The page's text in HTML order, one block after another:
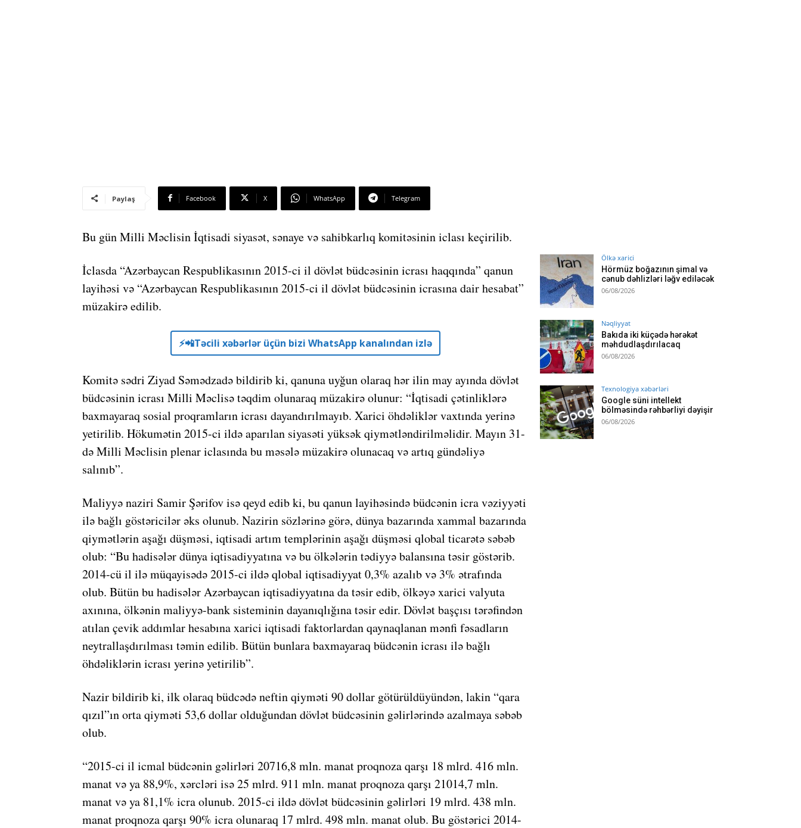
Paylaş Facebook X WhatsApp Telegram
Bu gün Milli Məclisin İqtisadi siyasət, sənaye və sahibkarlıq komitəsinin iclası keçirilib.
İclasda “Azərbaycan Respublikasının 2015-ci il dövlət büdcəsinin icrası haqqında” qanun
layihəsi və “Azərbaycan Respublikasının 2015-ci il dövlət büdcəsinin icrasına dair hesabat”
müzakirə edilib.
⚡️📲Təcili xəbərlər üçün bizi WhatsApp kanalından izlə
Komitə sədri Ziyad Səmədzadə bildirib ki, qanuna uyğun olaraq hər ilin may ayında dövlət
büdcəsinin icrası Milli Məclisə təqdim olunaraq müzakirə olunur: “İqtisadi çətinliklərə
baxmayaraq sosial proqramların icrası dayandırılmayıb. Xarici öhdəliklər vaxtında yerinə
yetirilib. Hökumətin 2015-ci ildə aparılan siyasəti yüksək qiymətləndirilməlidir. Mayın 31-
də Milli Məclisin plenar iclasında bu məsələ müzakirə olunacaq və artıq gündəliyə
salınıb”.
Maliyyə naziri Samir Şərifov isə qeyd edib ki, bu qanun layihəsində büdcənin icra vəziyyəti
ilə bağlı göstəricilər əks olunub. Nazirin sözlərinə görə, dünya bazarında xammal bazarında
qiymətlərin aşağı düşməsi, iqtisadi artım templərinin aşağı düşməsi qlobal ticarətə səbəb
olub: “Bu hadisələr dünya iqtisadiyyatına və bu ölkələrin tədiyyə balansına təsir göstərib.
2014-cü il ilə müqayisədə 2015-ci ildə qlobal iqtisadiyyat 0,3% azalıb və 3% ətrafında
olub. Bütün bu hadisələr Azərbaycan iqtisadiyyatına da təsir edib, ölkəyə xarici valyuta
axınına, ölkənin maliyyə-bank sisteminin dayanıqlığına təsir edir. Dövlət başçısı tərəfindən
atılan çevik addımlar hesabına xarici iqtisadi faktorlardan qaynaqlanan mənfi fəsadların
neytrallaşdırılması təmin edilib. Bütün bunlara baxmayaraq büdcənin icrası ilə bağlı
öhdəliklərin icrası yerinə yetirilib”.
Nazir bildirib ki, ilk olaraq büdcədə neftin qiyməti 90 dollar götürüldüyündən, lakin “qara
qızıl”ın orta qiyməti 53,6 dollar olduğundan dövlət büdcəsinin gəlirlərində azalmaya səbəb
olub.
“2015-ci il icmal büdcənin gəlirləri 20716,8 mln. manat proqnoza qarşı 18 mlrd. 416 mln.
manat və ya 88,9%, xərcləri isə 25 mlrd. 911 mln. manat proqnoza qarşı 21014,7 mln.
manat və ya 81,1% icra olunub. 2015-ci ildə dövlət büdcəsinin gəlirləri 19 mlrd. 438 mln.
manat proqnoza qarşı 90% icra olunaraq 17 mlrd. 498 mln. manat olub. Bu göstərici 2014-
Ölkə xarici
Hörmüz boğazının şimal və
cənub dəhlizləri ləğv ediləcək
06/08/2026
Nəqliyyat
Bakıda iki küçədə hərəkət
məhdudlaşdırılacaq
06/08/2026
Texnologiya xəbərləri
Google süni intellekt
bölməsində rəhbərliyi dəyişir
06/08/2026